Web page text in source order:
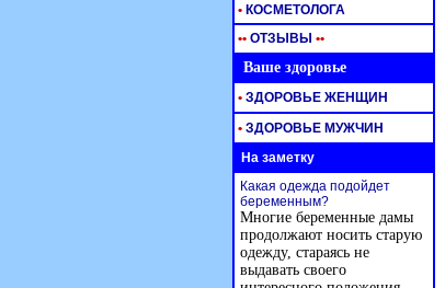
• КОСМЕТОЛОГА
•• ОТЗЫВЫ ••
Ваше здоровье
• ЗДОРОВЬЕ ЖЕНЩИН
• ЗДОРОВЬЕ МУЖЧИН
На заметку
Какая одежда подойдет
беременным?
Многие беременные дамы
продолжают носить старую
одежду, стараясь не
выдавать своего